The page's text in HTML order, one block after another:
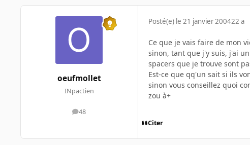
oeufmollet
INpactien
48
messages
Posté(e) le 21 janvier 200422 a
Ce que je vais faire de mon
sinon, tant que j'y suis, j'ai
spacers que je trouve sont
Est-ce que qq'un sait si ils
sinon vous conseillez quoi
zou à+
Citer